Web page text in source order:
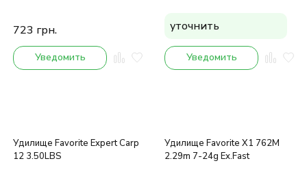
723 грн.
Уведомить
уточнить
Уведомить
Удилище Favorite Expert Carp
12 3.50LBS
Удилище Favorite X1 762M
2.29m 7-24g Ex.Fast